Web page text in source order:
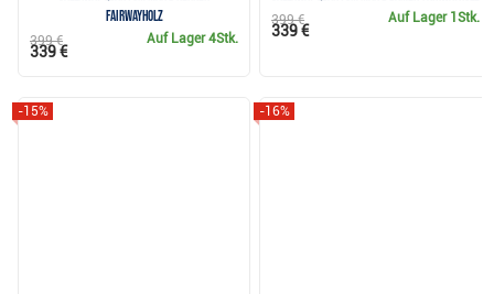
Fairwayholz
Auf Lager4Stk.
399 €
339 €
Auf Lager 1Stk.
399 €
339 €
-15% -16%